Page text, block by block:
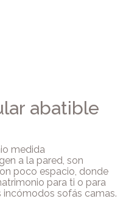
abatible
medida
a la pared, son
poco espacio, donde
para ti o para
sofás camas.